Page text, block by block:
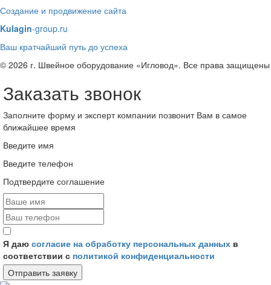
Создание и продвижение сайта
Kulagin-group.ru
Ваш кратчайший путь до успеха
© 2026 г. Швейное оборудование «Игловод». Все права защищены
Заказать звонок
Заполните форму и эксперт компании позвонит Вам в самое
ближайшее время
Введите имя
Введите телефон
Подтвердите соглашение
Я даю согласие на обработку персональных данных в
соответствии с политикой конфиденциальности
Отправить заявку